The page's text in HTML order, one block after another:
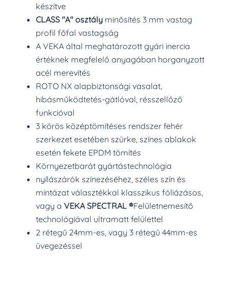
készítve
CLASS "A" osztály minősítés 3 mm vastag
profil főfal vastagság
A VEKA által meghatározott gyári inercia
értéknek megfelelő anyagában horganyzott
acél merevítés
ROTO NX alapbiztonsági vasalat,
hibásműködtetés-gátlóval, résszellőző
funkcióval
3 körös középtömítéses rendszer fehér
szerkezet esetében szürke, színes ablakok
esetén fekete EPDM tömítés
Környezetbarát gyártástechnológia
nyílászárók színezéséhez, széles szín és
mintázat választékkal klasszikus fóliázásos,
vagy a VEKA SPECTRAL ®Felületnemesítő
technológiával ultramatt felülettel
2 rétegű 24mm-es, vagy 3 rétegű 44mm-es
üvegezéssel